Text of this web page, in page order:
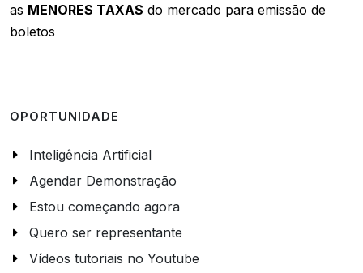
as MENORES TAXAS do mercado para emissão de
boletos
OPORTUNIDADE
Inteligência Artificial
Agendar Demonstração
Estou começando agora
Quero ser representante
Vídeos tutoriais no Youtube